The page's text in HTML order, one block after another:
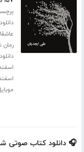
🎧 دانلود کتاب صوتی